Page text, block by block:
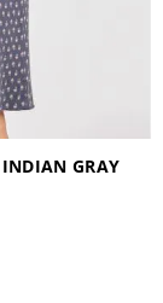
CAMISOLA MANGA CURTA INDIAN GRAY